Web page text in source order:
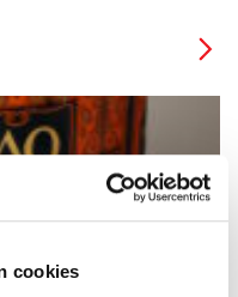
cookies